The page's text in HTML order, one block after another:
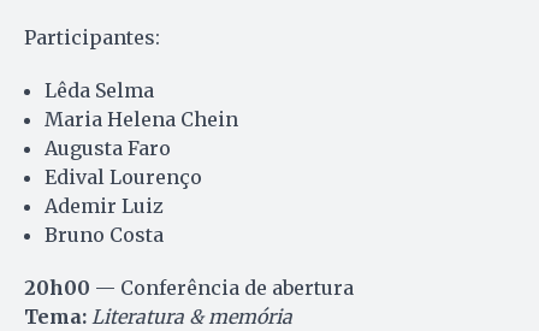
Participantes:
Lêda Selma
Maria Helena Chein
Augusta Faro
Edival Lourenço
Ademir Luiz
Bruno Costa
20h00 — Conferência de abertura
Tema: Literatura & memória